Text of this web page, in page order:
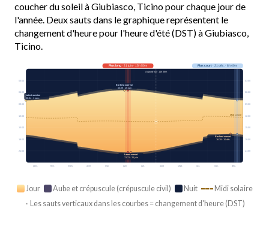
coucher du soleil à Giubiasco, Ticino pour chaque jour de
l'année. Deux sauts dans le graphique représentent le
changement d'heure pour l'heure d'été (DST) à Giubiasco,
Ticino.
janv. févr. mars avril mai juin juil. août sept. oct. nov. déc.
Midi solaire
03:00 03:00
06:00 06:00
09:00 09:00
12:00 12:00
15:00 15:00
18:00 18:00
21:00 21:00
Plus long· 21 juin · 15h 50m Plus court· 21 déc. · 8h 40m
Aujourd’hui · 14h 36m
Earliest sunrise
05:29 · 15 juin
Latest sunrise
08:04 · 1 janv.
Earliest sunset
16:39 · 10 déc.
Latest sunset
21:21 · 26 juin
Jour Aube et crépuscule (crépuscule civil) Nuit
Midi solaire
· Les sauts verticaux dans les courbes = changement d'heure (DST)